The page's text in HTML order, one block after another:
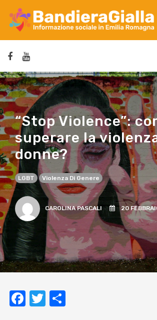
“Stop Violence”:
superare la
donne?
LGBT Violenza Di Genere
CAROLINA PASCALI 20
Facebook
Twitter